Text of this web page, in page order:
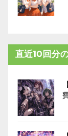
直近10回分